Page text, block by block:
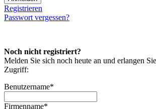
Registrieren
Passwort vergessen?
Noch nicht registriert?
Melden Sie sich noch heute an und erlangen
Zugriff:
Benutzername*
Firmenname*